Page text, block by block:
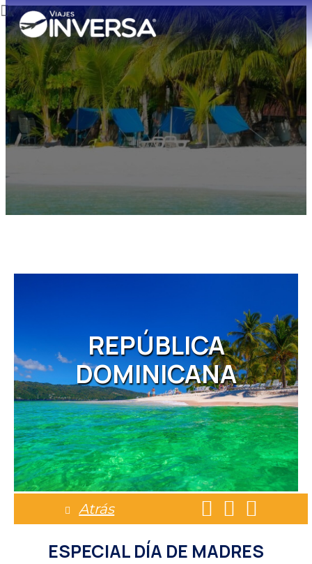
Atrás
REPÚBLICA
DOMINICANA
ESPECIAL DÍA DE MADRES